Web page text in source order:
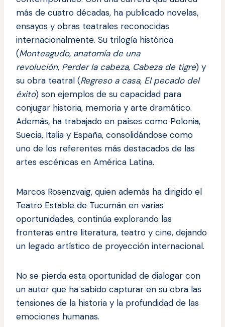
más de cuatro décadas, ha publicado novelas,
ensayos y obras teatrales reconocidas
internacionalmente. Su trilogía histórica
(Monteagudo, anatomía de una
revolución, Perder la cabeza, Cabeza de tigre) y
su obra teatral (Regreso a casa, El pecado del
éxito) son ejemplos de su capacidad para
conjugar historia, memoria y arte dramático.
Además, ha trabajado en países como Polonia,
Suecia, Italia y España, consolidándose como
uno de los referentes más destacados de las
artes escénicas en América Latina.
Marcos Rosenzvaig, quien además ha dirigido el
Teatro Estable de Tucumán en varias
oportunidades, continúa explorando las
fronteras entre literatura, teatro y cine, dejando
un legado artístico de proyección internacional.
No se pierda esta oportunidad de dialogar con
un autor que ha sabido capturar en su obra las
tensiones de la historia y la profundidad de las
emociones humanas.